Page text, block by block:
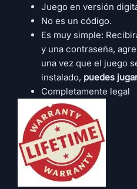
Juego en versión
No es un código.
Es muy simple:
y una contraseña,
una vez que el juego
instalado, puedes
Completamente legal